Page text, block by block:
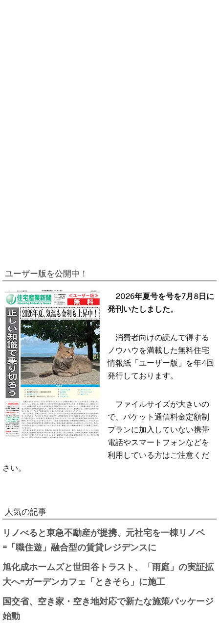
ユーザー版を公開中！
2026年夏号を号を7月8日に
発刊いたしました。
消費者向けの読んで得する
ノウハウを満載した無料住宅
情報紙「ユーザー版」を年4回
発行しております。
ファイルサイズが大きいの
で、パケット通信料金定額制
プランに加入していない携帯
電話やスマートフォンなどを
利用している方はご注意くだ
さい。
人気の記事
リノべると東急不動産が提携、元社宅を一棟リノベ
=「職住遊」融合型の賃貸レジデンスに
旭化成ホームズと世田谷トラスト、「雨庭」の実証拡
大へ=ガーデンカフェ「ときそら」に施工
国交省、空き家・空き地対応で新たな施策パッケージ
始動